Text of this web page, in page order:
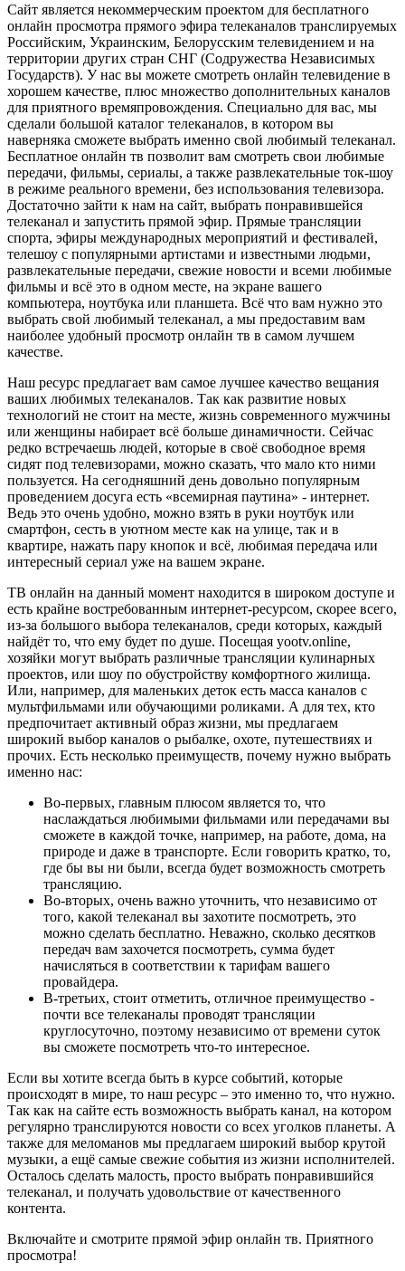
Сайт является некоммерческим проектом для бесплатного
онлайн просмотра прямого эфира телеканалов транслируемых
Российским, Украинским, Белорусским телевидением и на
территории других стран СНГ (Содружества Независимых
Государств). У нас вы можете смотреть онлайн телевидение в
хорошем качестве, плюс множество дополнительных каналов
для приятного времяпровождения. Специально для вас, мы
сделали большой каталог телеканалов, в котором вы
наверняка сможете выбрать именно свой любимый телеканал.
Бесплатное онлайн тв позволит вам смотреть свои любимые
передачи, фильмы, сериалы, а также развлекательные ток-шоу
в режиме реального времени, без использования телевизора.
Достаточно зайти к нам на сайт, выбрать понравившейся
телеканал и запустить прямой эфир. Прямые трансляции
спорта, эфиры международных мероприятий и фестивалей,
телешоу с популярными артистами и известными людьми,
развлекательные передачи, свежие новости и всеми любимые
фильмы и всё это в одном месте, на экране вашего
компьютера, ноутбука или планшета. Всё что вам нужно это
выбрать свой любимый телеканал, а мы предоставим вам
наиболее удобный просмотр онлайн тв в самом лучшем
качестве.
Наш ресурс предлагает вам самое лучшее качество вещания
ваших любимых телеканалов. Так как развитие новых
технологий не стоит на месте, жизнь современного мужчины
или женщины набирает всё больше динамичности. Сейчас
редко встречаешь людей, которые в своё свободное время
сидят под телевизорами, можно сказать, что мало кто ними
пользуется. На сегодняшний день довольно популярным
проведением досуга есть «всемирная паутина» - интернет.
Ведь это очень удобно, можно взять в руки ноутбук или
смартфон, сесть в уютном месте как на улице, так и в
квартире, нажать пару кнопок и всё, любимая передача или
интересный сериал уже на вашем экране.
ТВ онлайн на данный момент находится в широком доступе и
есть крайне востребованным интернет-ресурсом, скорее всего,
из-за большого выбора телеканалов, среди которых, каждый
найдёт то, что ему будет по душе. Посещая yootv.online,
хозяйки могут выбрать различные трансляции кулинарных
проектов, или шоу по обустройству комфортного жилища.
Или, например, для маленьких деток есть масса каналов с
мультфильмами или обучающими роликами. А для тех, кто
предпочитает активный образ жизни, мы предлагаем
широкий выбор каналов о рыбалке, охоте, путешествиях и
прочих. Есть несколько преимуществ, почему нужно выбрать
именно нас:
Во-первых, главным плюсом является то, что
наслаждаться любимыми фильмами или передачами вы
сможете в каждой точке, например, на работе, дома, на
природе и даже в транспорте. Если говорить кратко, то,
где бы вы ни были, всегда будет возможность смотреть
трансляцию.
Во-вторых, очень важно уточнить, что независимо от
того, какой телеканал вы захотите посмотреть, это
можно сделать бесплатно. Неважно, сколько десятков
передач вам захочется посмотреть, сумма будет
начисляться в соответствии к тарифам вашего
провайдера.
В-третьих, стоит отметить, отличное преимущество -
почти все телеканалы проводят трансляции
круглосуточно, поэтому независимо от времени суток
вы сможете посмотреть что-то интересное.
Если вы хотите всегда быть в курсе событий, которые
происходят в мире, то наш ресурс – это именно то, что нужно.
Так как на сайте есть возможность выбрать канал, на котором
регулярно транслируются новости со всех уголков планеты. А
также для меломанов мы предлагаем широкий выбор крутой
музыки, а ещё самые свежие события из жизни исполнителей.
Осталось сделать малость, просто выбрать понравившийся
телеканал, и получать удовольствие от качественного
контента.
Включайте и смотрите прямой эфир онлайн тв. Приятного
просмотра!